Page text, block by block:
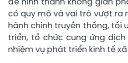
có quy mô và vai trò vượt ra
hành chính truyền thống, tối
triển, tổ chức cung ứng
nhiệm vụ phát triển kinh tế